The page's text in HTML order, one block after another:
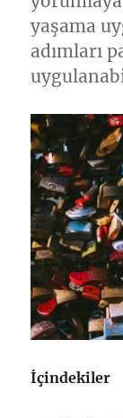
yaşama
adımları
İçindekiler